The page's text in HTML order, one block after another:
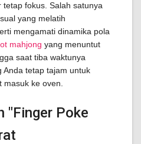
fokus. Salah satunya
yang melatih
mengamati dinamika pola
mahjong yang menuntut
saat tiba waktunya
Anda tetap tajam untuk
ke oven.
"Finger Poke